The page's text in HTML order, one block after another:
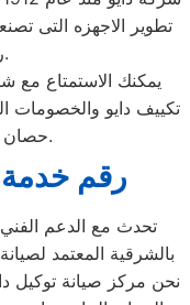
تطوير الاجهزه التى
رقم 1 في السوق.
يمكنك الاستمتاع مع
حصان و2.25حصان و3حصان.
رقم خدمة
تحدث مع الدعم الفني
بالشرقية المعتمد
نحن مركز صيانة توكيل